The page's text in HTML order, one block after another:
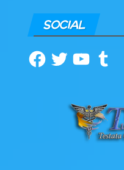
SOCIAL
Facebook
TwitterYouTubeTumblr